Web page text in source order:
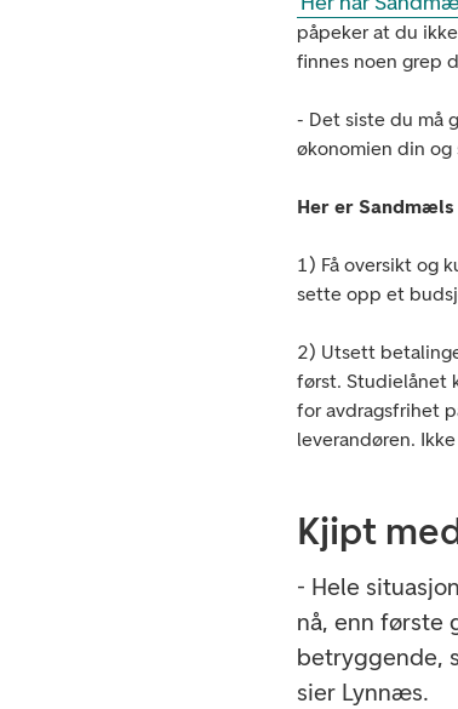
påpeker at du
finnes noen grep
- Det siste du må
økonomien din og
Her er
1) Få oversikt og
sette opp et
2) Utsett
først. Studielånet
for avdragsfrihet
leverandøren.
Kjipt
- Hele
nå, enn første
betryggende,
sier Lynnæs.